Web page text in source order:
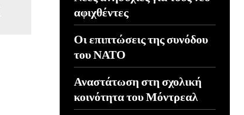
αφιχθέντες
Οι επιπτώσεις της συνόδου
του ΝΑΤΟ
Αναστάτωση στη σχολική
κοινότητα του Μόντρεαλ